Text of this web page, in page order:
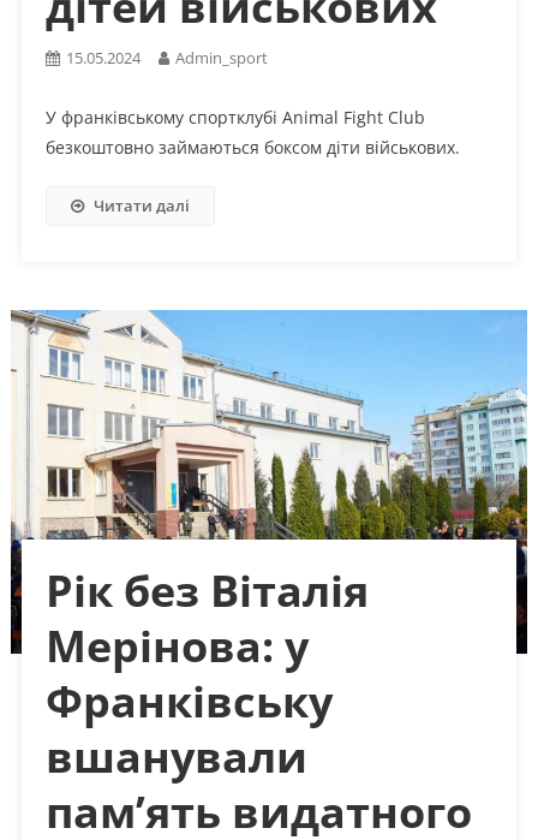
15.05.2024 Admin_sport
У франківському спортклубі Animal Fight Club
безкоштовно займаються боксом діти військових.
Читати далі
Рік без Віталія
Мерінова: у
Франківську
вшанували
пам’ять видатного